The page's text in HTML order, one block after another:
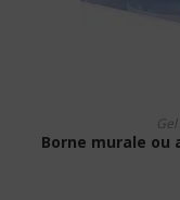
Borne murale ou